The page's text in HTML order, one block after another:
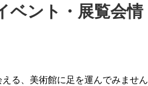
ベント・展覧会情
る、美術館に足を運んでみません